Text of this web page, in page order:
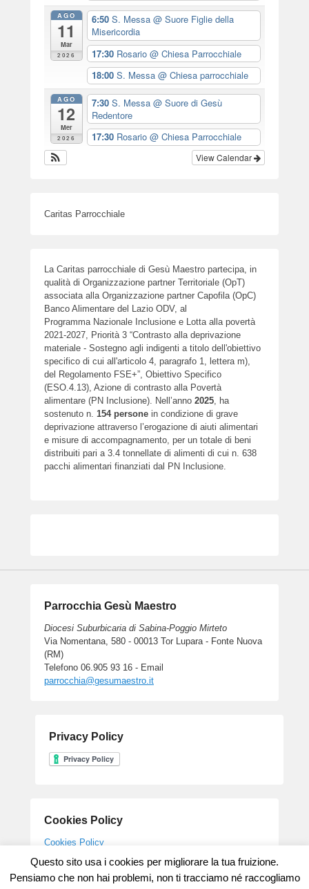
AGO
11
Mar
2026
6:50 S. Messa @ Suore Figlie della
Misericordia
17:30 Rosario @ Chiesa Parrocchiale
18:00 S. Messa @ Chiesa parrocchiale
AGO
12
Mer
2026
7:30 S. Messa @ Suore di Gesù
Redentore
17:30 Rosario @ Chiesa Parrocchiale
View Calendar
Caritas Parrocchiale
La Caritas parrocchiale di Gesù Maestro partecipa, in
qualità di Organizzazione partner Territoriale (OpT)
associata alla Organizzazione partner Capofila (OpC)
Banco Alimentare del Lazio ODV, al
Programma Nazionale Inclusione e Lotta alla povertà
2021-2027, Priorità 3 “Contrasto alla deprivazione
materiale - Sostegno agli indigenti a titolo dell'obiettivo
specifico di cui all'articolo 4, paragrafo 1, lettera m),
del Regolamento FSE+”, Obiettivo Specifico
(ESO.4.13), Azione di contrasto alla Povertà
alimentare (PN Inclusione). Nell’anno 2025, ha
sostenuto n. 154 persone in condizione di grave
deprivazione attraverso l’erogazione di aiuti alimentari
e misure di accompagnamento, per un totale di beni
distribuiti pari a 3.4 tonnellate di alimenti di cui n. 638
pacchi alimentari finanziati dal PN Inclusione.
Parrocchia Gesù Maestro
Diocesi Suburbicaria di Sabina-Poggio Mirteto
Via Nomentana, 580 - 00013 Tor Lupara - Fonte Nuova
(RM)
Telefono 06.905 93 16 - Email
parrocchia@gesumaestro.it
Privacy Policy
Cookies Policy
Cookies Policy
Questo sito usa i cookies per migliorare la tua fruizione.
Pensiamo che non hai problemi, non ti tracciamo né raccogliamo